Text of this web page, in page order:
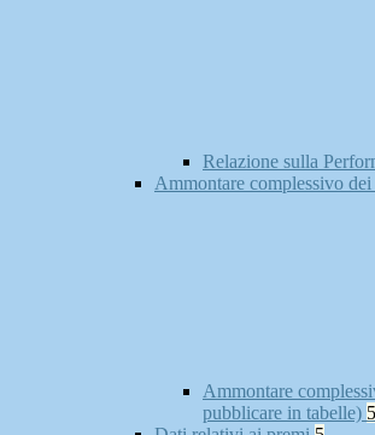
Relazione sulla
Ammontare complessivo dei
Ammontare
pubblicare in tabelle) 5